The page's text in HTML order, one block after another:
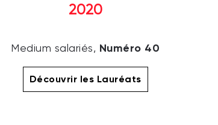
2020
Medium salariés, Numéro 40
Découvrir les Lauréats